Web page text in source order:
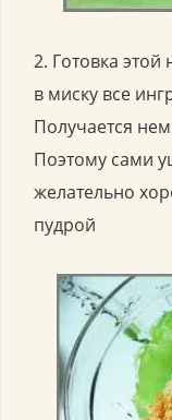
2. Готовка
в миску все
Получается
Поэтому сами
желательно
пудрой